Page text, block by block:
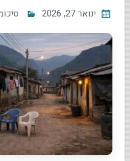
ינואר 27, 2026